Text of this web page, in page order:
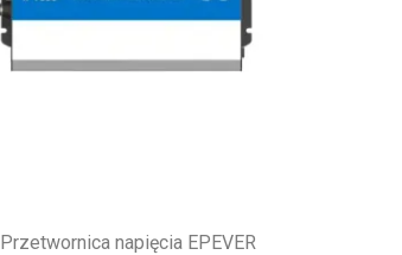
Przetwornica napięcia EPEVER